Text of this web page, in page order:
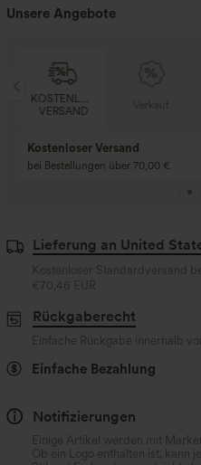
Unsere Angebote
KOSTENLOSER
VERSAND
Kaufe 3 und erhalte 1 gratis
Kaufen Sie 4 für 3, kaufen Sie 8 für 6
Lieferung an United
Kostenloser Standardversand
€70,46 EUR
Rückgaberecht
Einfache Rückgabe innerhalb
Einfache Bezahlung
Notifizierungen
Einige Artikel werden mit
Ob ein Logo enthalten ist, kann